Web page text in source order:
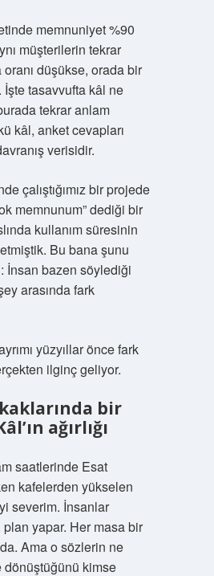
memnuniyet %90
müşterilerin tekrar
düşükse, orada bir
İşte tasavvufta kâl ne
tekrar anlam
kâl, anket cevapları
verisidir.
çalıştığımız bir projede
memnunum” dediği bir
kullanım süresinin
Bu bana şunu
İnsan bazen söylediği
arasında fark
yüzyıllar önce fark
ilginç geliyor.
bir
ağırlığı
saatlerinde Esat
kafelerden yükselen
severim. İnsanlar
plan yapar. Her masa bir
Ama o sözlerin ne
dönüştüğünü kimse